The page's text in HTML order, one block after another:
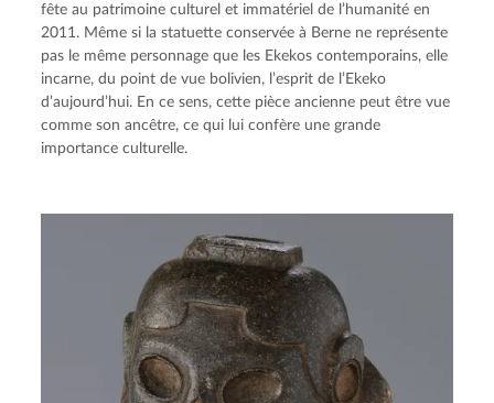
fête au patrimoine culturel et immatériel de l’humanité en
2011. Même si la statuette conservée à Berne ne représente
pas le même personnage que les Ekekos contemporains, elle
incarne, du point de vue bolivien, l’esprit de l’Ekeko
d’aujourd’hui. En ce sens, cette pièce ancienne peut être vue
comme son ancêtre, ce qui lui confère une grande
importance culturelle.